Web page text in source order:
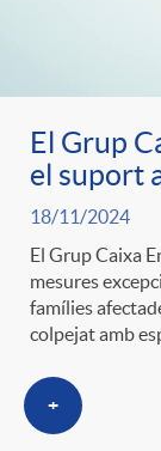
El Grup
el suport
18/11/2024
El Grup Caixa
mesures
famílies
colpejat amb
+